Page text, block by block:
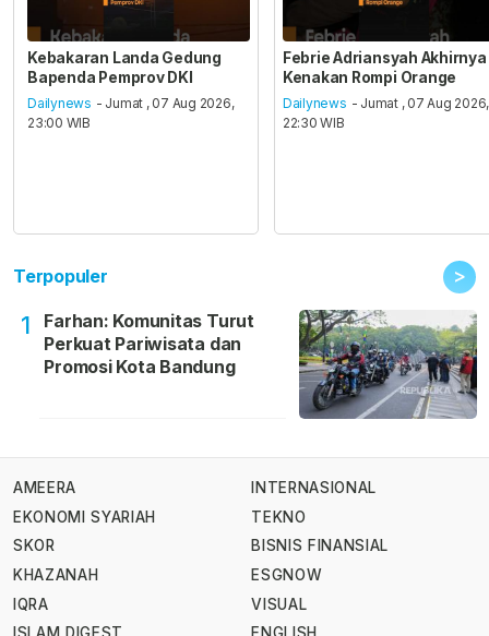
Kebakaran Landa Gedung
Bapenda Pemprov DKI
Dailynews - Jumat , 07 Aug 2026,
23:00 WIB
Febrie Adriansyah Akhirnya
Kenakan Rompi Orange
Dailynews - Jumat , 07 Aug 2026,
22:30 WIB
Terpopuler >
1
Farhan: Komunitas Turut
Perkuat Pariwisata dan
Promosi Kota Bandung
AMEERA
EKONOMI SYARIAH
SKOR
KHAZANAH
IQRA
INTERNASIONAL
TEKNO
BISNIS FINANSIAL
ESGNOW
VISUAL